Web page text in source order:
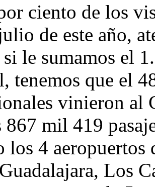
ciento de los
de este año,
le sumamos el
tenemos que el
vinieron al
mil 419
los 4
Los